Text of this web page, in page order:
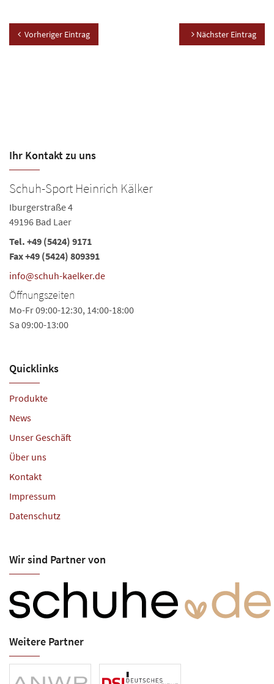
Vorheriger Eintrag Nächster Eintrag
Ihr Kontakt zu uns
Schuh-Sport Heinrich Kälker
Iburgerstraße 4
49196 Bad Laer
Tel. +49 (5424) 9171
Fax +49 (5424) 809391
info@schuh-kaelker.de
Öffnungszeiten
Mo-Fr 09:00-12:30, 14:00-18:00
Sa 09:00-13:00
Quicklinks
Produkte
News
Unser Geschäft
Über uns
Kontakt
Impressum
Datenschutz
Wir sind Partner von
Weitere Partner